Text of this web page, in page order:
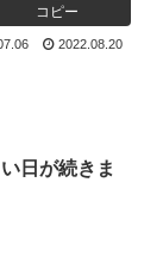
コピー
2022.08.20
日が続きま